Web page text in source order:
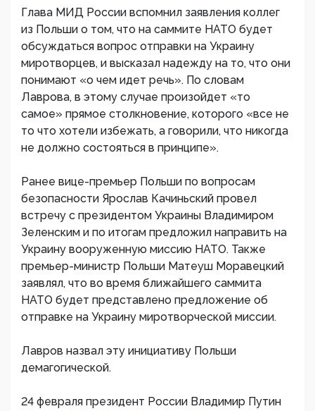
Глава МИД России вспомнил заявления коллег
из Польши о том, что на саммите НАТО будет
обсуждаться вопрос отправки на Украину
миротворцев, и высказал надежду на то, что они
понимают «о чем идет речь». По словам
Лаврова, в этому случае произойдет «то
самое» прямое столкновение, которого «все не
то что хотели избежать, а говорили, что никогда
не должно состояться в принципе».
Ранее вице-премьер Польши по вопросам
безопасности Ярослав Качиньский провел
встречу с президентом Украины Владимиром
Зеленским и по итогам предложил направить на
Украину вооруженную миссию НАТО. Также
премьер-министр Польши Матеуш Моравецкий
заявлял, что во время ближайшего саммита
НАТО будет представлено предложение об
отправке на Украину миротворческой миссии.
Лавров назвал эту инициативу Польши
демагогической.
24 февраля президент России Владимир Путин